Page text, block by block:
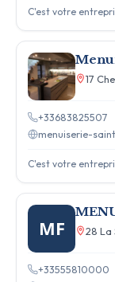
C'est votre
17
+33683825507
menuiserie-
C'est votre
MF 28 La
+33555810000